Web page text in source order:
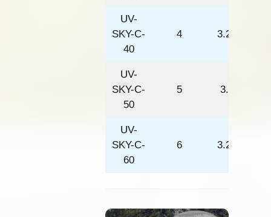
UV-
SKY-C-
40
4 3.25
UV-
SKY-C-
50
5 3.5
UV-
SKY-C-
60
6 3.25